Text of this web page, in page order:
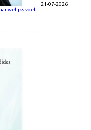
21-07-2026
voelt.